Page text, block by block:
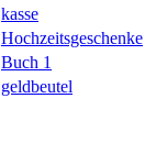
kasse
Hochzeitsgeschenke
Buch 1
geldbeutel